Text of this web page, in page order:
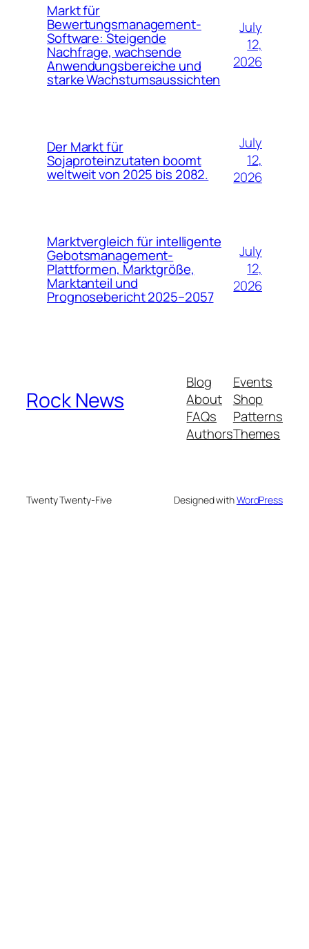
Markt für
Bewertungsmanagement-
Software: Steigende
Nachfrage, wachsende
Anwendungsbereiche und
starke Wachstumsaussichten
July
12,
2026
Der Markt für
Sojaproteinzutaten boomt
weltweit von 2025 bis 2082.
July
12,
2026
Marktvergleich für intelligente
Gebotsmanagement-
Plattformen, Marktgröße,
Marktanteil und
Prognosebericht 2025–2057
July
12,
2026
Rock News
Blog
About
FAQs
Authors
Events
Shop
Patterns
Themes
Twenty Twenty-Five Designed withWordPress